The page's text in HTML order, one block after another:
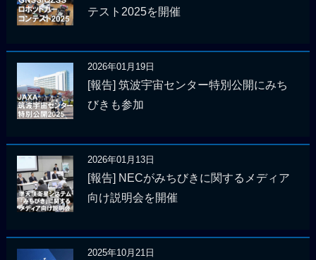
テスト2025を開催
2026年01月19日
[報告] 筑波宇宙センター特別公開にみち
びきも参加
2026年01月13日
[報告] NECがみちびきに関するメディア
向け説明会を開催
2025年10月21日